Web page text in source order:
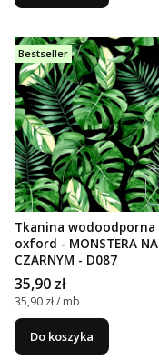
Bestseller
Tkanina wodoodporna
oxford - MONSTERA NA
CZARNYM - D087
Cena
35,90 zł
Cena jednostkowa
35,90 zł / mb
Do koszyka